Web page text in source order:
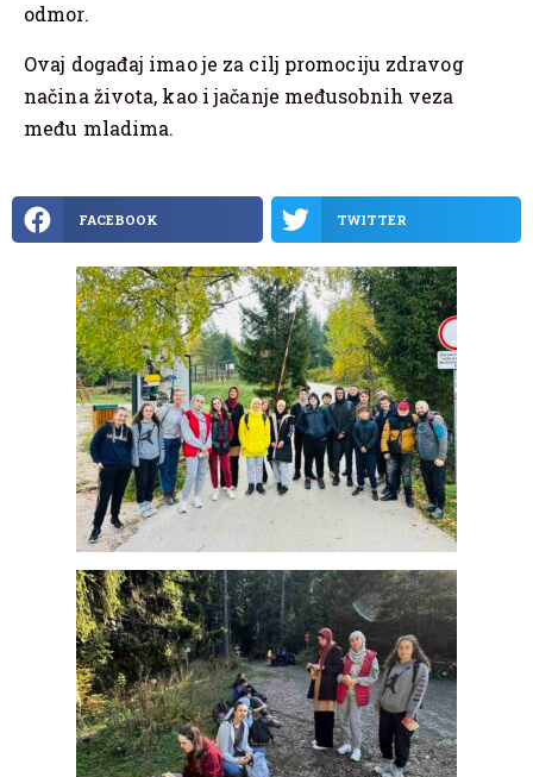
odmor.
Ovaj događaj imao je za cilj promociju zdravog
načina života, kao i jačanje međusobnih veza
među mladima.
FACEBOOK TWITTER